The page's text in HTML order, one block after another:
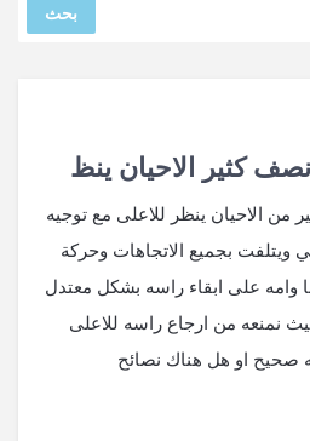
بحث
كثير الاحيان ينظ
الاحيان ينظر للاعلى مع توجيه
بجميع الاتجاهات وحركة
وامه على ابقاء راسه بشكل معتدل
نمنعه من ارجاع راسه للاعلى
صحيح او هل هناك نصائح